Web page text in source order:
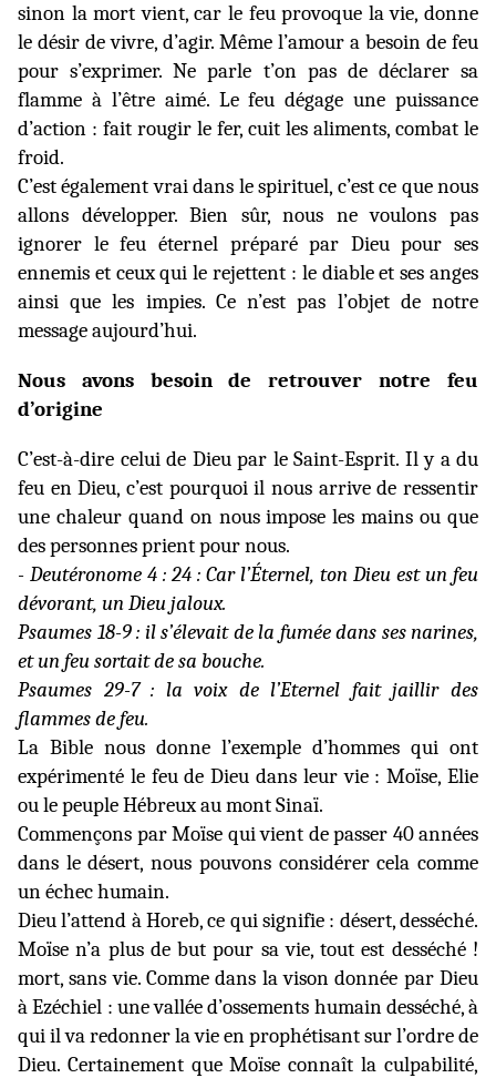
sinon la mort vient, car le feu provoque la vie, donne
le désir de vivre, d’agir. Même l’amour a besoin de feu
pour s’exprimer. Ne parle t’on pas de déclarer sa
flamme à l’être aimé. Le feu dégage une puissance
d’action : fait rougir le fer, cuit les aliments, combat le
froid.
C’estégalement vrai dans le spirituel, c’est ce que nous
allons développer. Bien sûr, nous ne voulons pas
ignorer le feu éternel préparé par Dieu pour ses
ennemis et ceux qui le rejettent : le diable et ses anges
ainsi que les impies. Ce n’est pas l’objet de notre
message aujourd’hui.
Nous avons besoin de retrouver notre feu
d’origine
C’est-à-dire celui de Dieu par le Saint-Esprit. Il y a du
feu en Dieu, c’est pourquoi il nous arrive de ressentir
une chaleur quand on nous impose les mains ou que
des personnes prient pour nous.
- Deutéronome 4 : 24 : Car l’Éternel, ton Dieu est un feu
dévorant, un Dieu jaloux.
Psaumes 18-9 : il s’élevait de la fumée dans ses narines,
et un feu sortait de sa bouche.
Psaumes 29-7 : la voix de l’Eternel fait jaillir des
flammes de feu.
La Bible nous donne l’exemple d’hommes qui ont
expérimenté le feu de Dieu dans leur vie : Moïse, Elie
ou le peuple Hébreux au mont Sinaï.
Commençons par Moïse qui vient de passer 40 années
dans le désert, nous pouvons considérer cela comme
un échec humain.
Dieu l’attend à Horeb, ce qui signifie : désert, desséché.
Moïse n’a plus de but pour sa vie, tout est desséché !
mort, sans vie. Comme dans la vison donnée par Dieu
à Ezéchiel : une vallée d’ossements humain desséché, à
qui il va redonner la vie en prophétisant sur l’ordre de
Dieu. Certainement que Moïse connaît la culpabilité,